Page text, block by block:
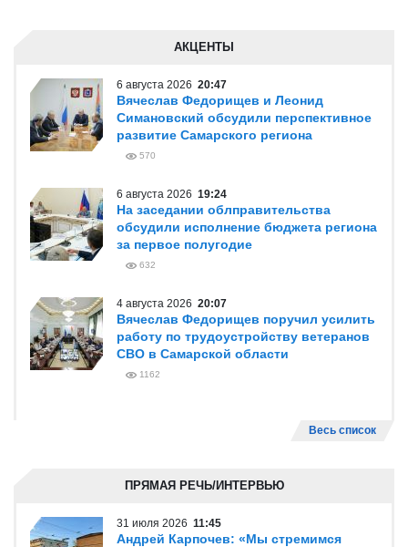
АКЦЕНТЫ
6 августа 2026 20:47
Вячеслав Федорищев и Леонид
Симановский обсудили перспективное
развитие Самарского региона
570
6 августа 2026 19:24
На заседании облправительства
обсудили исполнение бюджета региона
за первое полугодие
632
4 августа 2026 20:07
Вячеслав Федорищев поручил усилить
работу по трудоустройству ветеранов
СВО в Самарской области
1162
Весь список
ПРЯМАЯ РЕЧЬ/ИНТЕРВЬЮ
31 июля 2026 11:45
Андрей Карпочев: «Мы стремимся